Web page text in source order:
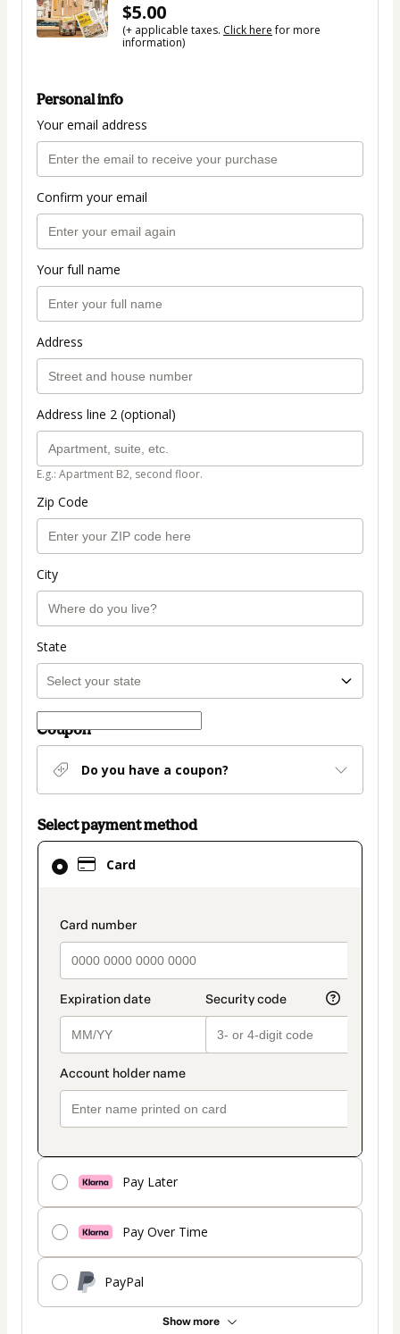
$5.00
(+ applicable taxes. Click herefor more
information)
Personal info
Your email address
Confirm your email
Your full name
Address
Address line 2 (optional)
E.g.: Apartment B2, second floor.
Zip Code
City
State
Coupon
Do you have a coupon?
Select payment method
Card
payment_data.section_title_v2
Pay Later
Pay Over Time
PayPal
Show more
Card
selected
method